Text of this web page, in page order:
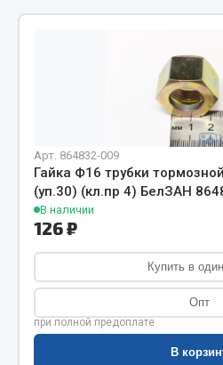
Автомобильный инструмент
Измерительный инструмент
Крепежный инструмент
Режущий инструмент
Силовое оборудование
Слесарный инструмент
Показать ещё
Арт. 864832-009
Гайка Ф16 трубки
(уп.30) (кл.пр 4) БелЗАН
В наличии
126 ₽
Купить в
Опт
при полной предоплате
В